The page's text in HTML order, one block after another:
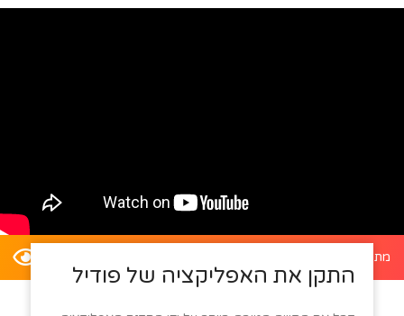
מתכון לדלעת ערמונים במילוי סלט קינואה - פודי
התקן את האפליקציה של פודיל